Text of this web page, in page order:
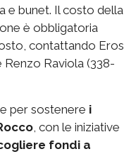
e bunet. Il costo della
è obbligatoria
contattando Eros
Raviola (338-
per sostenere i
, con le iniziative
fondi a